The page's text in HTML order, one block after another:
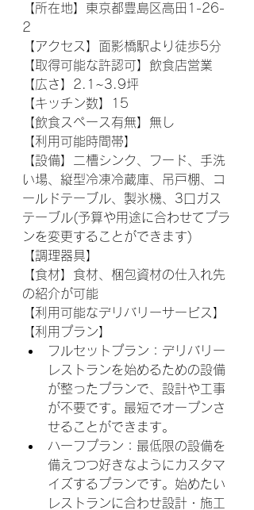
【所在地】東京都豊島区高田1-26-
2
【アクセス】面影橋駅より徒歩5分
【取得可能な許認可】飲食店営業
【広さ】2.1~3.9坪
【キッチン数】15
【飲食スペース有無】無し
【利用可能時間帯】
【設備】二槽シンク、フード、手洗
い場、縦型冷凍冷蔵庫、吊戸棚、コ
ールドテーブル、製氷機、3口ガス
テーブル(予算や用途に合わせてプラ
ンを変更することができます)
【調理器具】
【食材】食材、梱包資材の仕入れ先
の紹介が可能
【利用可能なデリバリーサービス】
【利用プラン】
フルセットプラン：デリバリー
レストランを始めるための設備
が整ったプランで、設計や工事
が不要です。最短でオープンさ
せることができます。
ハーフプラン：最低限の設備を
備えつつ好きなようにカスタマ
イズするプランです。始めたい
レストランに合わせ設計・施工